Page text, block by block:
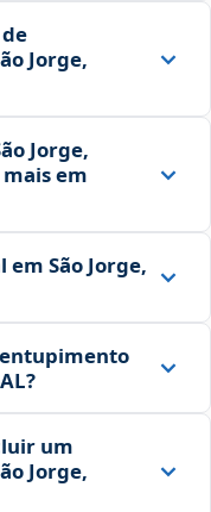
Jorge,
Jorge,
em
São Jorge,
um
Jorge,